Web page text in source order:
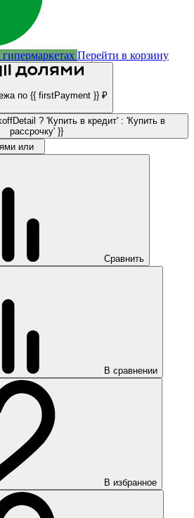
Перейти в корзину
по {{ firstPayment }} ₽
? 'Купить в кредит' : 'Купить в
рассрочку' }}
или
Сравнить
В сравнении
В избранное